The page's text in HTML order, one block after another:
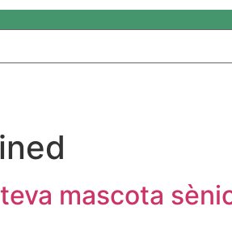
Animalons
Animalons La
mascota